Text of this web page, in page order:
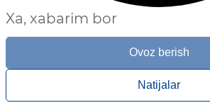
Xa, xabarim bor
Ovoz berish
Natijalar